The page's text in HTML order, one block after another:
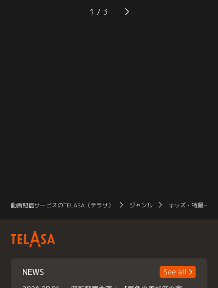
1
動画配信サービスのTELASA（テラサ） ジャンル キッズ・特撮一覧
NEWS
See all